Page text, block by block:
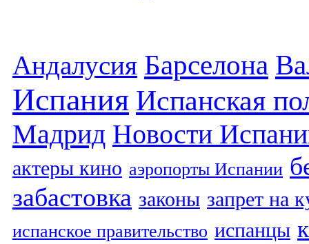
Андалусия Барселона
Испания Испанская
Мадрид Новости
актеры кино аэропорты Испании
забастовка законы запрет на
испанское правительство испанцы